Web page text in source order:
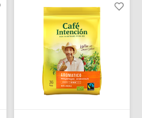
liefhebbers van een krachtige
espresso.